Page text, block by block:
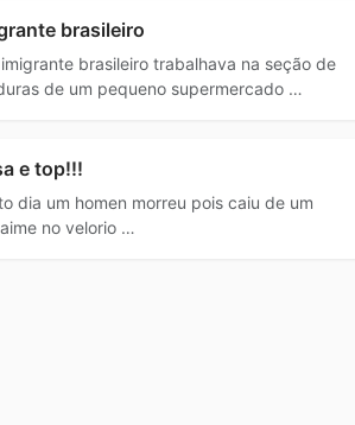
brasileiro
brasileiro trabalhava na seção de
de um pequeno supermercado …
e top!!!
dia um homen morreu pois caiu de um
no velorio …